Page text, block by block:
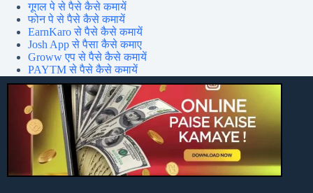
गूगल पे से पैसे कैसे कमायें
फोन पे से पैसे कैसे कमायें
EarnKaro से पैसे कैसे कमायें
Josh App से पैसा कैसे कमाए
Groww एप से पैसे कैसे कमायें
PAYTM से पैसे कैसे कमायें